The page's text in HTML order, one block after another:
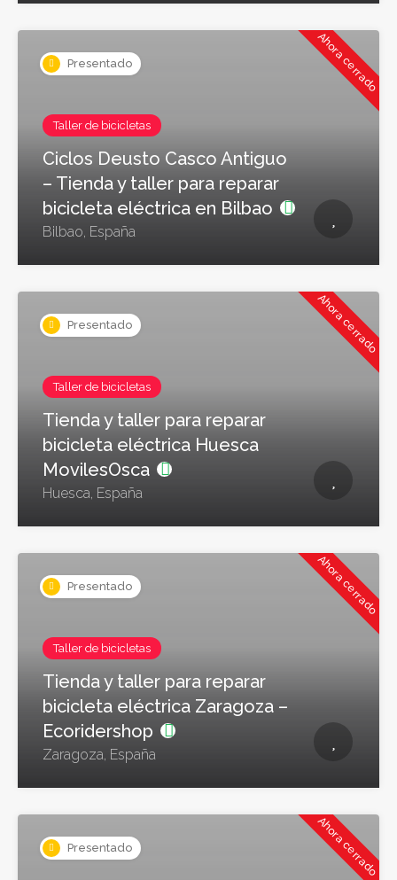
Presentado Ahora cerrado
Taller de bicicletas
Ciclos Deusto Casco Antiguo
– Tienda y taller para reparar
bicicleta eléctrica en Bilbao
Bilbao, España
Presentado Ahora cerrado
Taller de bicicletas
Tienda y taller para reparar
bicicleta eléctrica Huesca
MovilesOsca
Huesca, España
Presentado Ahora cerrado
Taller de bicicletas
Tienda y taller para reparar
bicicleta eléctrica Zaragoza –
Ecoridershop
Zaragoza, España
Presentado Ahora cerrado